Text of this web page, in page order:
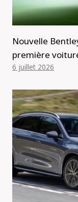
Nouvelle
première
6 juillet 2026